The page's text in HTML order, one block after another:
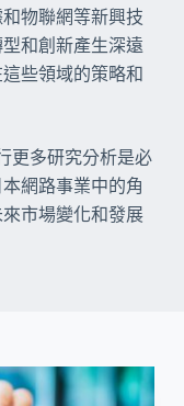
物聯網等新興技
和創新產生深遠
些領域的策略和
更多研究分析是必
網路事業中的角
市場變化和發展